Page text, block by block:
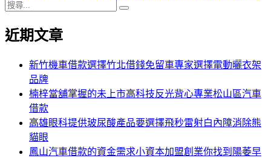
導
覽
文
搜
關
近期文章
新竹機車借款選擇竹北借錢免留車專家選擇電動曬衣架
品牌
楠梓當舖掌握的未上市高科技反光背心專業松山區汽車
借款
高雄眼科提供玻尿酸產品要選擇飛秒雷射白內障消除熊
貓眼
鳳山汽車借款的資金需求小資本加盟創業你找到陽萎早